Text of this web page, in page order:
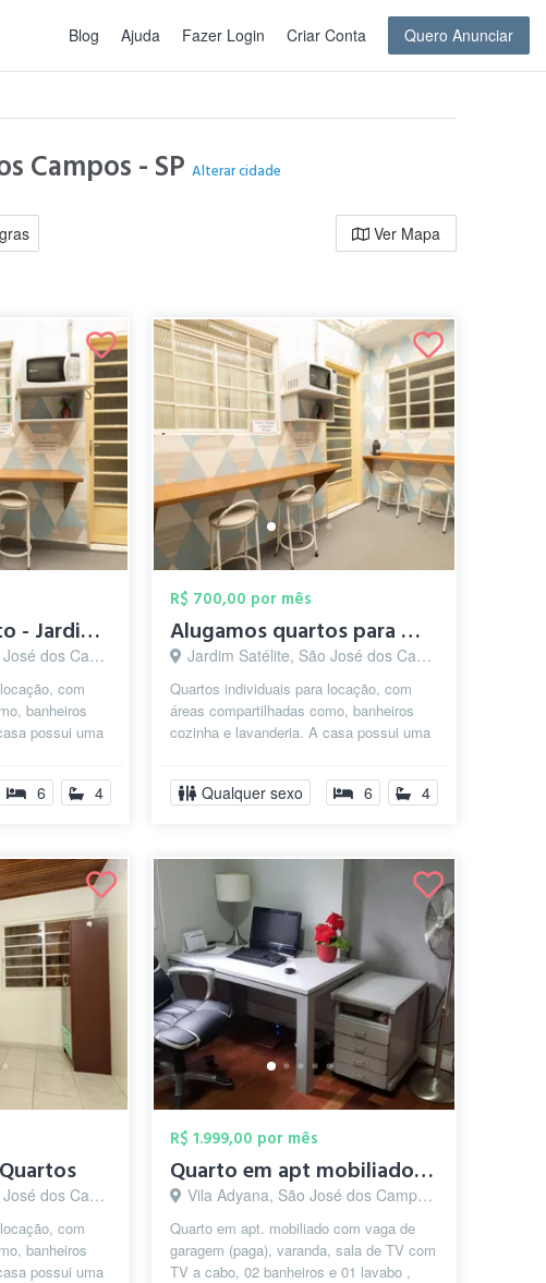
Blog Ajuda Fazer Login Criar Conta Quero Anunciar
Campos - SPAlterar cidade
Ver Mapa
Aluguel de quarto - Jardim Satelite
Campos - SP
com
banheiros
possui uma
6 4
R$ 700,00 por mês
Alugamos quartos para mulheres
Jardim Satélite, São José dos Campos - SP
Quartos individuais para locação, com
áreas compartilhadas como, banheiros
cozinha e lavanderia. A casa possui uma
Qualquer sexo 6 4
Campos - SP
com
banheiros
possui uma
R$ 1.999,00 por mês
Quarto em apt mobiliado, frente ao Parqu...
Vila Adyana, São José dos Campos - SP
Quarto em apt. mobiliado com vaga de
garagem (paga), varanda, sala de TV com
TV a cabo, 02 banheiros e 01 lavabo ,